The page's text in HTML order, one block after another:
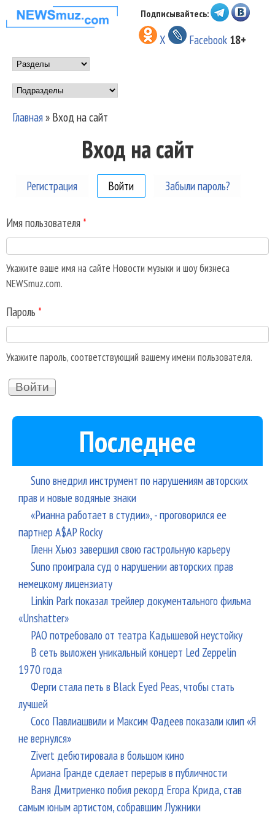
Перейти к основному
содержанию
НОВОСТИ
МУЗЫКИ И
ШОУ БИЗНЕСА
NEWSMUZ.COM
Подписывайтесь:
X Facebook 18+
Main menu
Подразделы
Вы здесь
Главная» Вход на сайт
Вход на сайт
Регистрация Войти (активная вкладка)
Забыли пароль?
Имя пользователя *
Укажите ваше имя на сайте Новости музыки и шоу бизнеса
NEWSmuz.com.
Пароль *
Укажите пароль, соответствующий вашему имени пользователя.
Последнее
Suno внедрил инструмент по нарушениям авторских
прав и новые водяные знаки
«Рианна работает в студии», - проговорился ее
партнер A$AP Rocky
Гленн Хьюз завершил свою гастрольную карьеру
Suno проиграла суд о нарушении авторских прав
немецкому лицензиату
Linkin Park показал трейлер документального фильма
«Unshatter»
РАО потребовало от театра Кадышевой неустойку
В сеть выложен уникальный концерт Led Zeppelin
1970 года
Ферги стала петь в Black Eyed Peas, чтобы стать
лучшей
Сосо Павлиашвили и Максим Фадеев показали клип «Я
не вернулся»
Zivert дебютировала в большом кино
Ариана Гранде сделает перерыв в публичности
Ваня Дмитриенко побил рекорд Егора Крида, став
самым юным артистом, собравшим Лужники